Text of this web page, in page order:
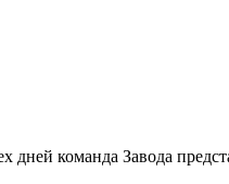
команда Завода